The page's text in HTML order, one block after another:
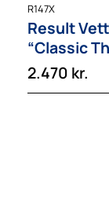
R147X
Result
“Classic
2.470 kr.